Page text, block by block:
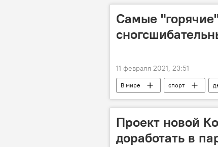
Самые
11 февраля 2021, 23:51
В мире спорт
MMA
сексуальность
Проект новой
доработать в